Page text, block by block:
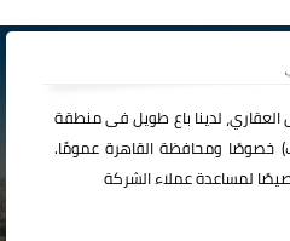
لدينا باع طويل فى منطقة
) خصوصًا ومحافظة القاهرة عمومًا.
لمساعدة عملاء الشركة